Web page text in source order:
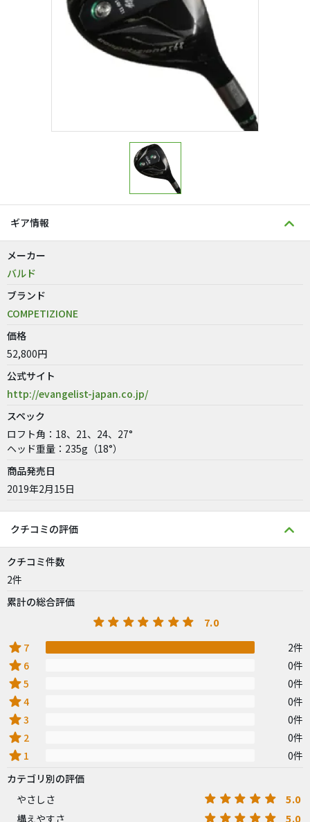
ギア情報
メーカー
バルド
ブランド
COMPETIZIONE
価格
52,800円
公式サイト
http://evangelist-japan.co.jp/
スペック
ロフト角：18、21、24、27°
ヘッド重量：235g（18°）
商品発売日
2019年2月15日
クチコミの評価
クチコミ件数
2件
累計の総合評価
7.0
star 7 2件
star 6 0件
star5 0件
star4 0件
star3 0件
star 2 0件
star 1
0件
カテゴリ別の評価
やさしさ
5.0
構えやすさ 5.0